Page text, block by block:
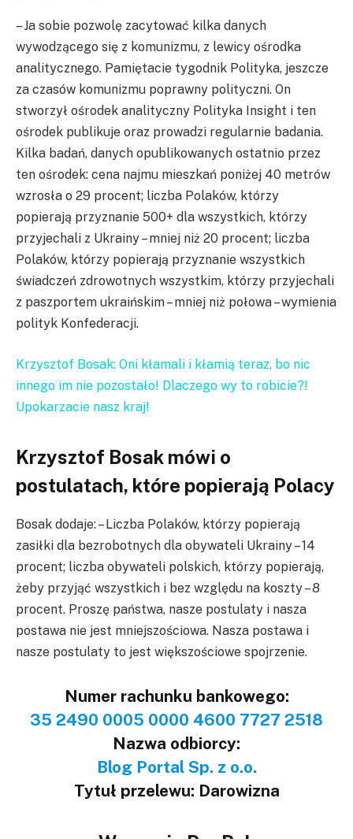
– Ja sobie pozwolę zacytować kilka danych
wywodzącego się z komunizmu, z lewicy ośrodka
analitycznego. Pamiętacie tygodnik Polityka, jeszcze
za czasów komunizmu poprawny polityczni. On
stworzył ośrodek analityczny Polityka Insight i ten
ośrodek publikuje oraz prowadzi regularnie badania.
Kilka badań, danych opublikowanych ostatnio przez
ten ośrodek: cena najmu mieszkań poniżej 40 metrów
wzrosła o 29 procent; liczba Polaków, którzy
popierają przyznanie 500+ dla wszystkich, którzy
przyjechali z Ukrainy – mniej niż 20 procent; liczba
Polaków, którzy popierają przyznanie wszystkich
świadczeń zdrowotnych wszystkim, którzy przyjechali
z paszportem ukraińskim – mniej niż połowa – wymienia
polityk Konfederacji.
Krzysztof Bosak: Oni kłamali i kłamią teraz, bo nic
innego im nie pozostało! Dlaczego wy to robicie?!
Upokarzacie nasz kraj!
Krzysztof Bosak mówi o
postulatach, które popierają Polacy
Bosak dodaje: – Liczba Polaków, którzy popierają
zasiłki dla bezrobotnych dla obywateli Ukrainy – 14
procent; liczba obywateli polskich, którzy popierają,
żeby przyjąć wszystkich i bez względu na koszty – 8
procent. Proszę państwa, nasze postulaty i nasza
postawa nie jest mniejszościowa. Nasza postawa i
nasze postulaty to jest większościowe spojrzenie.
Numer rachunku bankowego:
35 2490 0005 0000 4600 7727 2518
Nazwa odbiorcy:
Blog Portal Sp. z o.o.
Tytuł przelewu: Darowizna